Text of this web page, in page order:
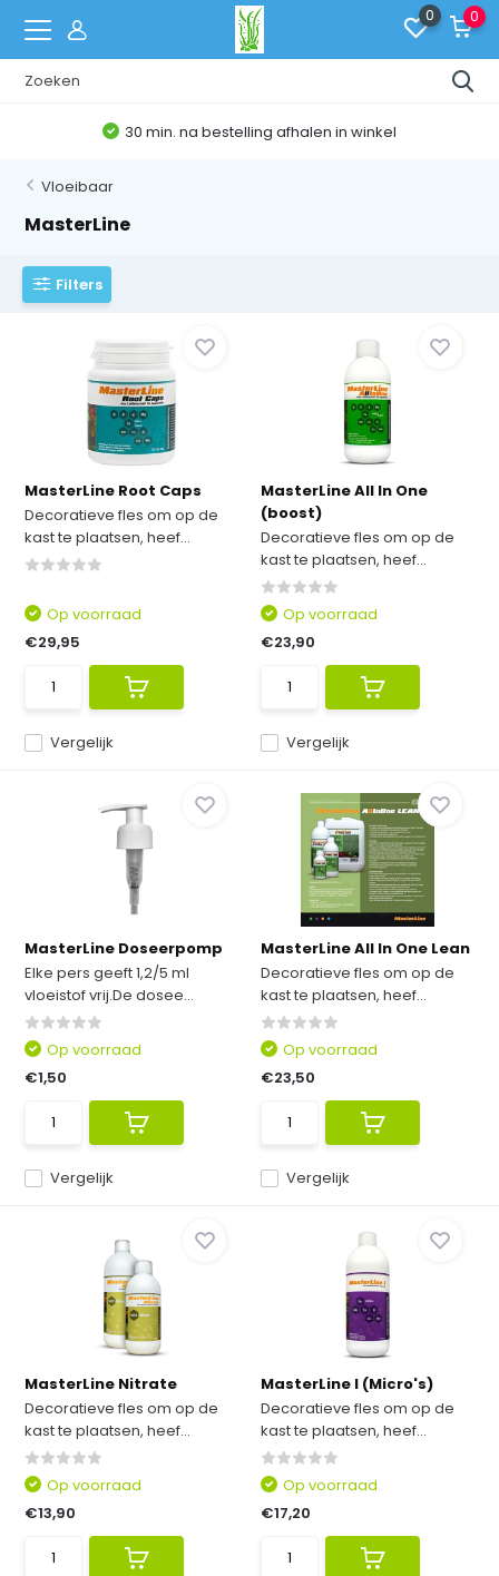
0 0
Belgische Webshop
Vloeibaar
MasterLine
Filters
MasterLine Root Caps
Decoratieve fles om op de
kast te plaatsen, heef...
Vergelijk
Op voorraad
€29,95
MasterLine All In One
(boost)
Decoratieve fles om op de
kast te plaatsen, heef...
Vergelijk
Op voorraad
€23,90
MasterLine Doseerpomp
Elke pers geeft 1,2/5 ml
vloeistof vrij.De dosee...
Vergelijk
Op voorraad
€1,50
MasterLine All In One Lean
Decoratieve fles om op de
kast te plaatsen, heef...
Vergelijk
Op voorraad
€23,50
MasterLine Nitrate
Decoratieve fles om op de
kast te plaatsen, heef...
Op voorraad
€13,90
MasterLine I (Micro's)
Decoratieve fles om op de
kast te plaatsen, heef...
Op voorraad
€17,20